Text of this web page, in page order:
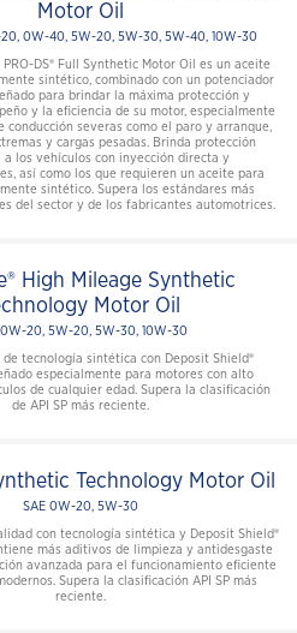
Motor Oil
20, 0W-40, 5W-20, 5W-30, 5W-40, 10W-30
DS® Full Synthetic Motor Oil es un aceite
sintético, combinado con un potenciador
para brindar la máxima protección y
y la eficiencia de su motor, especialmente
conducción severas como el paro y arranque,
y cargas pesadas. Brinda protección
a los vehículos con inyección directa y
así como los que requieren un aceite para
sintético. Supera los estándares más
del sector y de los fabricantes automotrices.
High Mileage Synthetic
Motor Oil
0W-20, 5W-20, 5W-30, 10W-30
tecnología sintética con Deposit Shield®
especialmente para motores con alto
de cualquier edad. Supera la clasificación
de API SP más reciente.
Technology Motor Oil
SAE 0W-20, 5W-30
con tecnología sintética y Deposit Shield®
más aditivos de limpieza y antidesgaste
avanzada para el funcionamiento eficiente
Supera la clasificación API SP más
reciente.